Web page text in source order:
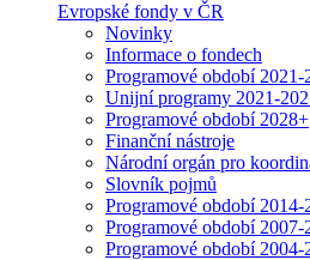
Evropské fondy v ČR
Novinky
Informace o fondech
Programové období 2021-
Unijní programy 2021-
Programové období 2028+
Finanční nástroje
Národní orgán pro
Slovník pojmů
Programové období 2014-
Programové období 2007-
Programové období 2004-